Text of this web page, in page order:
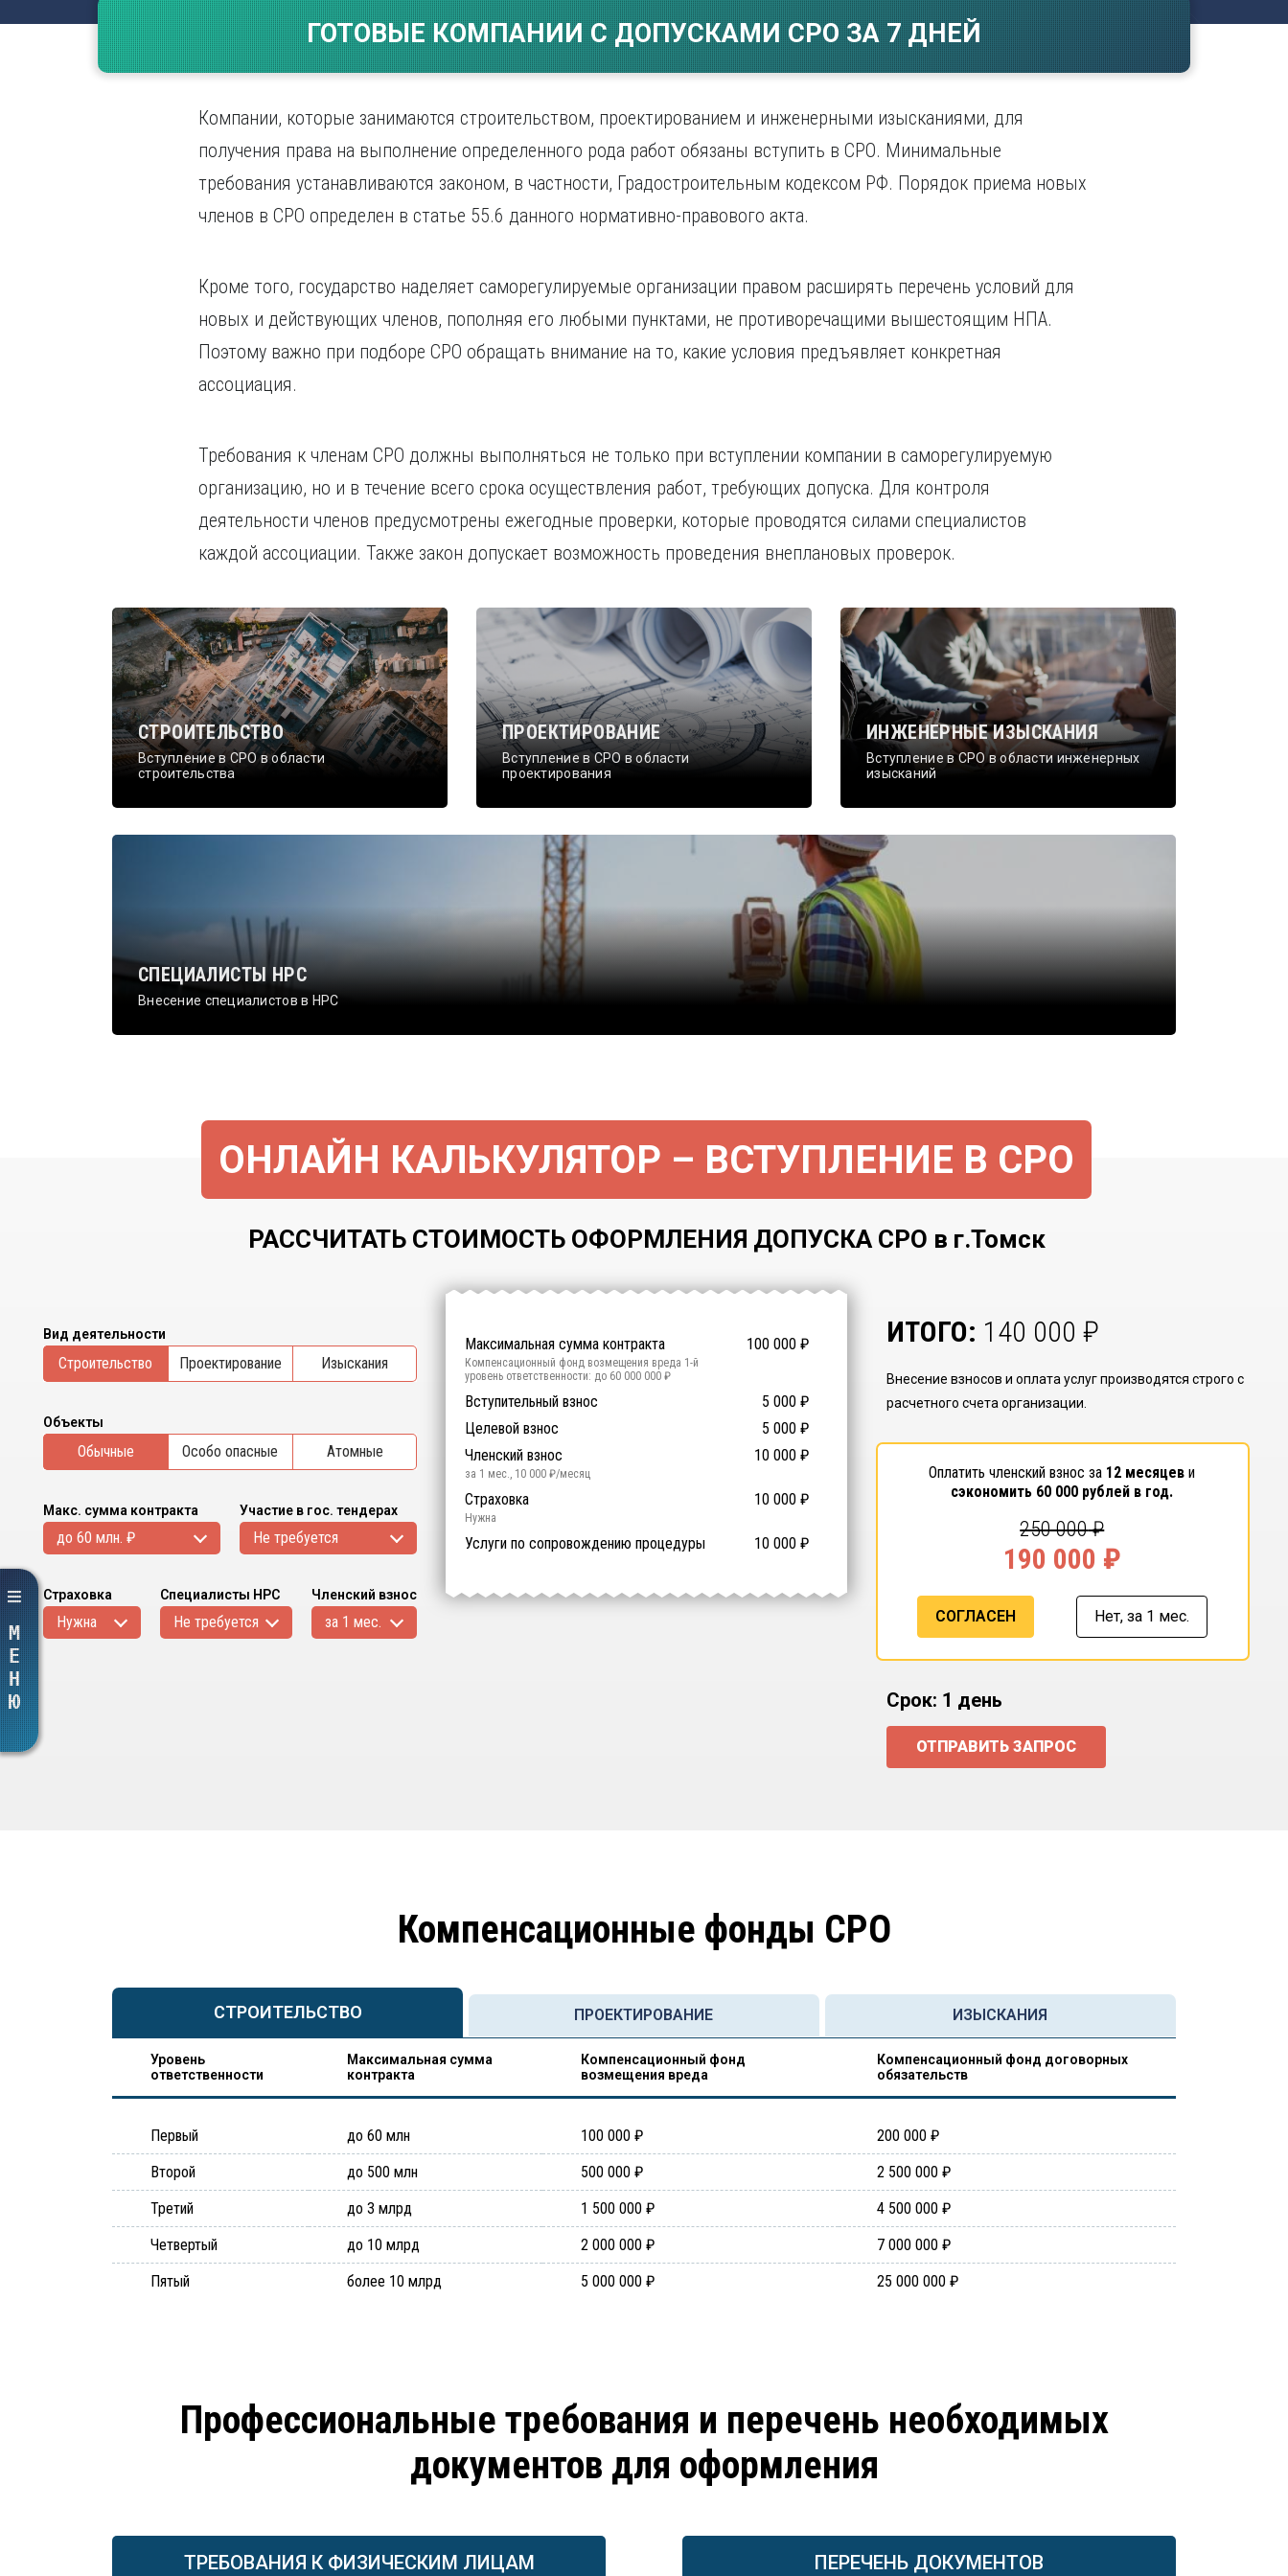
Волгоград
Воронеж
Е
И
Ижевск
Иркутск
Махачкала
Мурманск
Н
Нижний Новгород
Нижний Тагил
Новокузнецк
Саратов
Севастополь
Симферополь
Ставрополь
ГОТОВЫЕ КОМПАНИИ С ДОПУСКАМИ СРО ЗА 7 ДНЕЙ
Компании, которые занимаются строительством, проектированием и инженерными изысканиями, для
получения права на выполнение определенного рода работ обязаны вступить в СРО. Минимальные
требования устанавливаются законом, в частности, Градостроительным кодексом РФ. Порядок приема новых
членов в СРО определен в статье 55.6 данного нормативно-правового акта.
Кроме того, государство наделяет саморегулируемые организации правом расширять перечень условий для
новых и действующих членов, пополняя его любыми пунктами, не противоречащими вышестоящим НПА.
Поэтому важно при подборе СРО обращать внимание на то, какие условия предъявляет конкретная
ассоциация.
Требования к членам СРО должны выполняться не только при вступлении компании в саморегулируемую
организацию, но и в течение всего срока осуществления работ, требующих допуска. Для контроля
деятельности членов предусмотрены ежегодные проверки, которые проводятся силами специалистов
каждой ассоциации. Также закон допускает возможность проведения внеплановых проверок.
СТРОИТЕЛЬСТВО
Вступление в СРО в области
строительства
ПРОЕКТИРОВАНИЕ
Вступление в СРО в области
проектирования
ИНЖЕНЕРНЫЕ ИЗЫСКАНИЯ
Вступление в СРО в области инженерных
изысканий
СПЕЦИАЛИСТЫ НРС
Внесение специалистов в НРС
ОНЛАЙН КАЛЬКУЛЯТОР – ВСТУПЛЕНИЕ В СРО
РАССЧИТАТЬ СТОИМОСТЬ ОФОРМЛЕНИЯ ДОПУСКА СРО в г.Томск
Вид деятельности
Cтроительство Проектирование Изыскания
Объекты
Обычные Особо опасные Атомные
Макс. сумма контракта
до 60 млн. ₽
Участие в гос. тендерах
Не требуется
Страховка
Нужна
Специалисты НРС
Не требуется
Членский взнос
за 1 мес.
Максимальная сумма контракта 100 000 ₽
Компенсационный фонд возмещения вреда 1-й
уровень ответственности: до 60 000 000 ₽
Участие в гос. тендерах и аукционах 0 ₽
Компенсационный фонд договорных обязательств
й уровень ответственности:
Вступительный взнос 5 000 ₽
Целевой взнос
5 000 ₽
Членский взнос
10 000 ₽
за 1 мес., 10 000 ₽/месяц
Предоставление специалистов НРС 0 ₽
0₽ за человека
Сертификат ISO 9001 14 500 ₽
ISO 9001
Сертификат ISO 14001 14 500 ₽
ISO 14001
Сертификат OHSAS 18001 14 500 ₽
OHSAS 18001
Страховка 10 000 ₽
Нужна
Услуги по сопровождению процедуры 10 000 ₽
ИТОГО: 140 000 ₽
Внесение взносов и оплата услуг производятся строго с
расчетного счета организации.
Оплатить членский взнос за 12 месяцеви
сэкономить 60 000 рублей в год.
250 000₽
190 000 ₽
СОГЛАСЕН Нет, за 1 мес.
Срок: 1 день
ОТПРАВИТЬ ЗАПРОС
Компенсационные фонды СРО
СТРОИТЕЛЬСТВО ПРОЕКТИРОВАНИЕ ИЗЫСКАНИЯ
Уровень
ответственности
Максимальная сумма
контракта
Компенсационный фонд
возмещения вреда
Компенсационный фонд договорных
обязательств
Первый до 60 млн 100 000 ₽
200 000 ₽
Второй
до 500 млн 500 000 ₽
2 500 000 ₽
Третий
до 3 млрд 1 500 000 ₽
4 500 000 ₽
Четвертый
до 10 млрд 2 000 000 ₽
7 000 000 ₽
Пятый
более 10 млрд 5 000 000 ₽ 25 000 000 ₽
Профессиональные требования и перечень необходимых
документов для оформления
ТРЕБОВАНИЯ К ФИЗИЧЕСКИМ ЛИЦАМ ПЕРЕЧЕНЬ ДОКУМЕНТОВ
МЕНЮ